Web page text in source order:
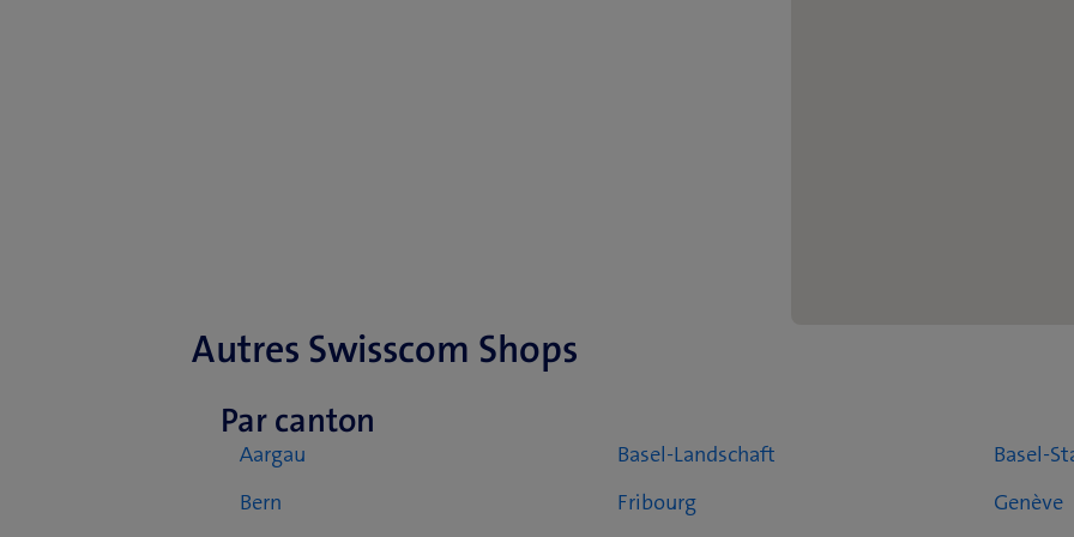
Autres Swisscom Shops
Par canton
Aargau Basel-Landschaft
Basel-
Bern
Fribourg
Genève